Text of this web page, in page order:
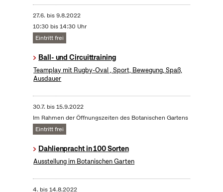
27.6. bis9.8.2022
10:30 bis 14:30 Uhr
Eintritt frei
Ball- und Circuittraining
Teamplay mit Rugby-Oval , Sport, Bewegung, Spaß,
Ausdauer
30.7. bis15.9.2022
Im Rahmen der Öffnungszeiten des Botanischen Gartens
Eintritt frei
Dahlienpracht in 100 Sorten
Ausstellung im Botanischen Garten
4. bis14.8.2022